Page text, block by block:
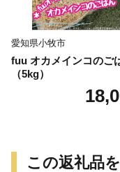
愛知県小牧市
fuu オカメインコのご
（5kg）
この返礼品